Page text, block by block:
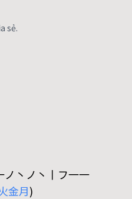
sẻ.
ノ丶ノ丶丨フ一一
金月)